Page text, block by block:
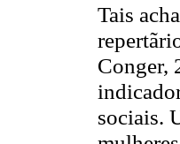
Tais
Conger,
sociais.